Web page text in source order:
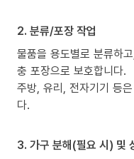
2. 분류/포장 작업
물품을 용도별로 분류하
충 포장으로 보호합니다.
주방, 유리, 전자기기 등
다.
3. 가구 분해(필요 시) 및